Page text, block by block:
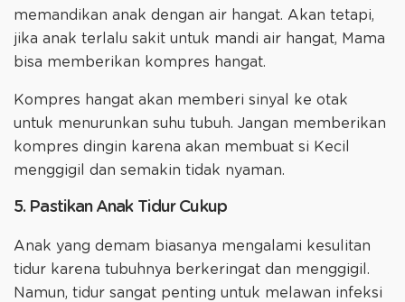
memandikan anak dengan air hangat. Akan tetapi,
jika anak terlalu sakit untuk mandi air hangat, Mama
bisa memberikan kompres hangat.
Kompres hangat akan memberi sinyal ke otak
untuk menurunkan suhu tubuh. Jangan memberikan
kompres dingin karena akan membuat si Kecil
menggigil dan semakin tidak nyaman.
5. Pastikan Anak Tidur Cukup
Anak yang demam biasanya mengalami kesulitan
tidur karena tubuhnya berkeringat dan menggigil.
Namun, tidur sangat penting untuk melawan infeksi